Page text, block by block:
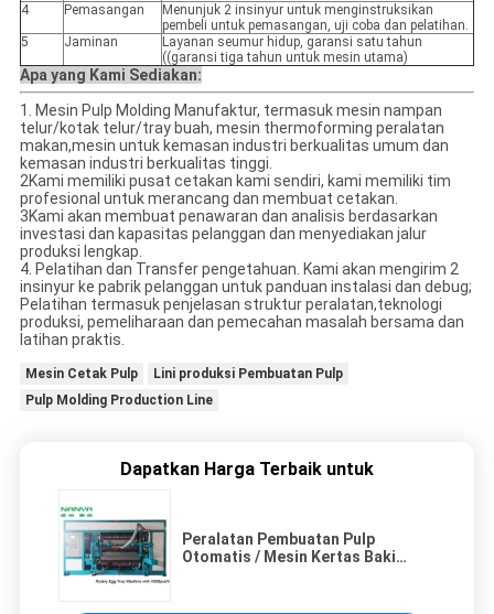
4
Pemasangan
Menunjuk 2 insinyur untuk menginstruksikan
pembeli untuk pemasangan, uji coba dan pelatihan.
5
Jaminan
Layanan seumur hidup, garansi satu tahun
((garansi tiga tahun untuk mesin utama)
Apa yang Kami Sediakan:
1. Mesin Pulp Molding Manufaktur, termasuk mesin nampan
telur/kotak telur/tray buah, mesin thermoforming peralatan
makan,mesin untuk kemasan industri berkualitas umum dan
kemasan industri berkualitas tinggi.
2Kami memiliki pusat cetakan kami sendiri, kami memiliki tim
profesional untuk merancang dan membuat cetakan.
3Kami akan membuat penawaran dan analisis berdasarkan
investasi dan kapasitas pelanggan dan menyediakan jalur
produksi lengkap.
4. Pelatihan dan Transfer pengetahuan. Kami akan mengirim 2
insinyur ke pabrik pelanggan untuk panduan instalasi dan debug;
Pelatihan termasuk penjelasan struktur peralatan,teknologi
produksi, pemeliharaan dan pemecahan masalah bersama dan
latihan praktis.
Mesin Cetak Pulp
Lini produksi Pembuatan Pulp
Pulp Molding Production Line
Dapatkan Harga Terbaik untuk
Peralatan Pembuatan Pulp
Otomatis / Mesin Kertas Baki